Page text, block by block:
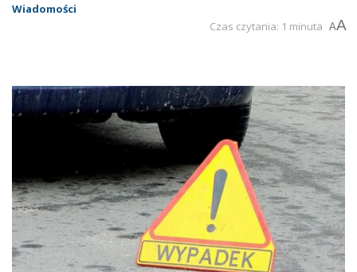
Wiadomości
Czas czytania: 1 minuta AA